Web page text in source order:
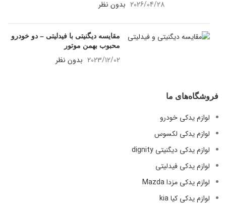
2026/04/28 بدون نظر
مقایسه دیگنیتی با فیدلیتی – دو خودرو
محبوب بهمن موتور
2023/12/02 بدون نظر
فروشگاه‌های ما
لوازم یدکی خودرو
لوازم یدکی لکسوس
لوازم یدکی دیگنیتی dignity
لوازم یدکی فیدلیتی
لوازم یدکی مزدا Mazda
لوازم یدکی کیا kia